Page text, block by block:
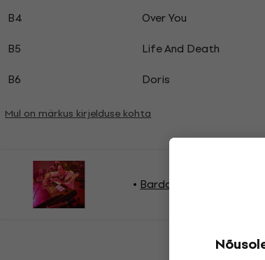
B4
Over You
B5
Life And Death
B6
Doris
Mul on märkus kirjelduse kohta
Bardo Martinez